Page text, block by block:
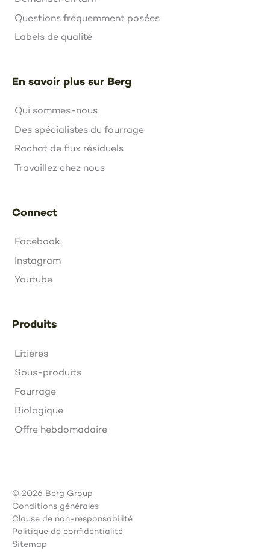
Questions fréquemment posées
Labels de qualité
En savoir plus sur Berg
Qui sommes-nous
Des spécialistes du fourrage
Rachat de flux résiduels
Travaillez chez nous
Connect
Facebook
Instagram
Youtube
Produits
Litières
Sous-produits
Fourrage
Biologique
Offre hebdomadaire
© 2026 Berg Group
Conditions générales
Clause de non-responsabilité
Politique de confidentialité
Sitemap